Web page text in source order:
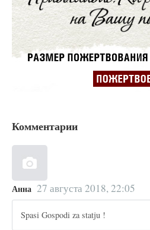
Комментарии
Анна 27 августа 2018, 22:05
Spasi Gospodi za statju !